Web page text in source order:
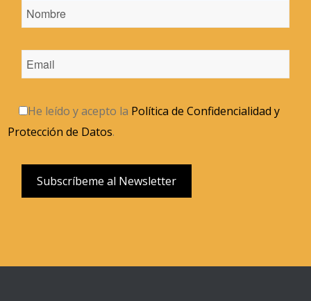
He leído y acepto la Política de Confidencialidad y
Protección de Datos.